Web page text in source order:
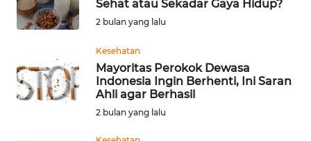
Sehat atau Sekadar Gaya Hidup?
2 bulan yang lalu
Kesehatan
Mayoritas Perokok Dewasa
Indonesia Ingin Berhenti, Ini Saran
Ahli agar Berhasil
2 bulan yang lalu
MALUT
DAIRI
WN